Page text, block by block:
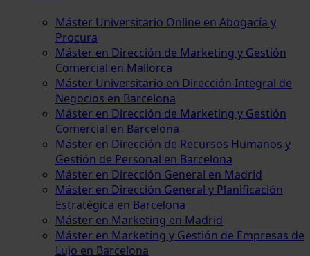
Máster Universitario Online en Abogacía y
Procura
Máster en Dirección de Marketing y Gestión
Comercial en Mallorca
Máster Universitario en Dirección Integral de
Negocios en Barcelona
Máster en Dirección de Marketing y Gestión
Comercial en Barcelona
Máster en Dirección de Recursos Humanos y
Gestión de Personal en Barcelona
Máster en Dirección General en Madrid
Máster en Dirección General y Planificación
Estratégica en Barcelona
Máster en Marketing en Madrid
Máster en Marketing y Gestión de Empresas de
Lujo en Barcelona